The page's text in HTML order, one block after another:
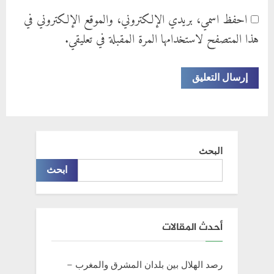
احفظ اسمي، بريدي الإلكتروني، والموقع الإلكتروني في
هذا المتصفح لاستخدامها المرة المقبلة في تعليقي.
البحث
ابحث
أحدث المقالات
رصد الهلال بين بلدان المشرق والمغرب –